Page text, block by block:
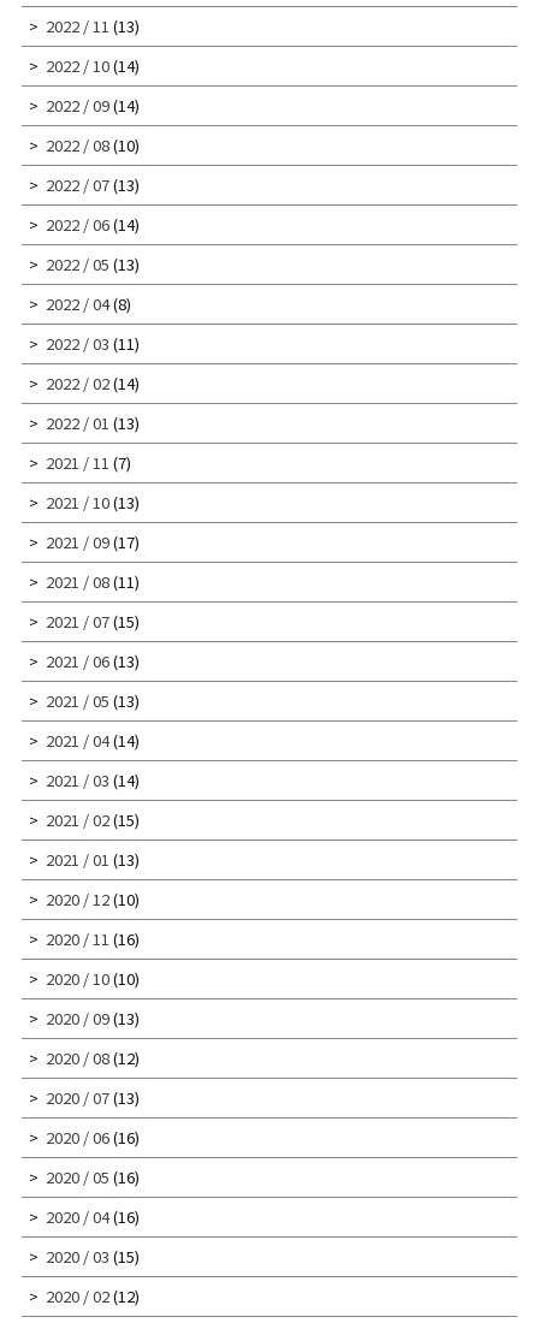
2022 / 11 (13)
2022 / 10(14)
2022 / 09(14)
2022 / 08(10)
2022 / 07(13)
2022 / 06(14)
2022 / 05 (13)
2022 / 04(8)
2022 / 03 (11)
2022 / 02(14)
2022 / 01 (13)
2021 / 11 (7)
2021 / 10(13)
2021 / 09(17)
2021 / 08(11)
2021 / 07(15)
2021 / 06(13)
2021 / 05 (13)
2021 / 04(14)
2021 / 03 (14)
2021 / 02(15)
2021 / 01 (13)
2020 / 12(10)
2020 / 11 (16)
2020 / 10(10)
2020 / 09(13)
2020 / 08(12)
2020 / 07(13)
2020 / 06(16)
2020 / 05 (16)
2020 / 04(16)
2020 / 03 (15)
2020 / 02(12)